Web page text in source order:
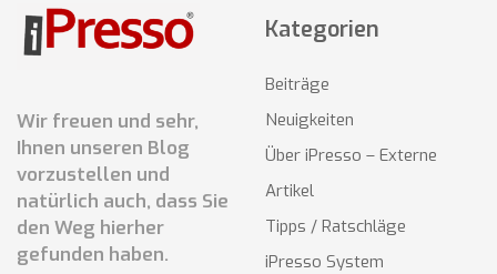
Wir freuen und sehr,
Ihnen unseren Blog
vorzustellen und
natürlich auch, dass Sie
den Weg hierher
gefunden haben.
Kategorien
Beiträge
Neuigkeiten
Über iPresso – Externe
Artikel
Tipps / Ratschläge
iPresso System